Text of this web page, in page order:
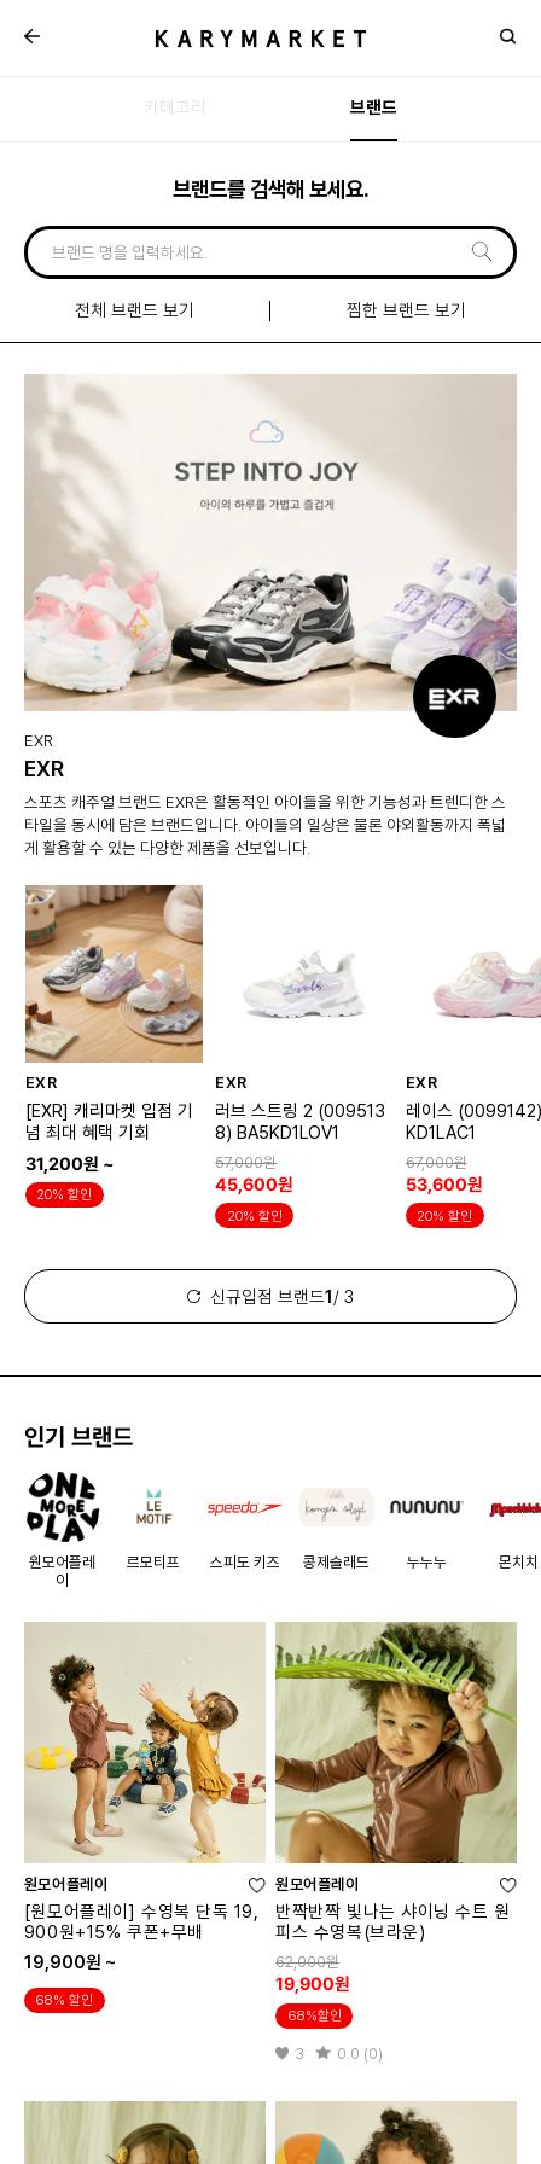
카테고리 브랜드
브랜드를 검색해 보세요.
전체 브랜드 보기 찜한 브랜드 보기
입점
브랜드
EXR
EXR
스포츠 캐주얼 브랜드 EXR은 활동적인 아이들을 위한 기능성과 트렌디한 스
타일을 동시에 담은 브랜드입니다. 아이들의 일상은 물론 야외활동까지 폭넓
게 활용할 수 있는 다양한 제품을 선보입니다.
EXR
[EXR] 캐리마켓 입점 기
념 최대 혜택 기회
31,200원 ~
20% 할인
EXR
러브 스트링 2 (009513
8) BA5KD1LOV1
57,000원
45,600원
20% 할인
EXR
레이스
KD1LAC1
67,000원
53,600원
20% 할인
신규입점 브랜드1/ 3
인기 브랜드
원모어플레
이
르모티프 스피도 키즈 콩제슬래드 누누누 몬치치
원모어플레이
[원모어플레이] 수영복 단독 19,
900원+15% 쿠폰+무배
19,900원 ~
68% 할인
원모어플레이
반짝반짝 빛나는 샤이닝 수트 원
피스 수영복(브라운)
62,000원
19,900원
68%할인
3 0.0 (0)